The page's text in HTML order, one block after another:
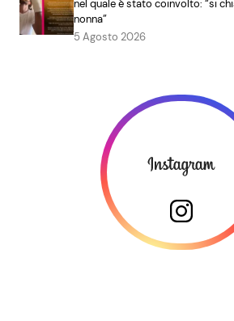
nel quale è stato coinvolto: “si
nonna”
5 Agosto 2026